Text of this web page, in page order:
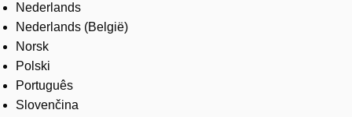
Nederlands
Nederlands (België)
Norsk
Polski
Português
Slovenčina